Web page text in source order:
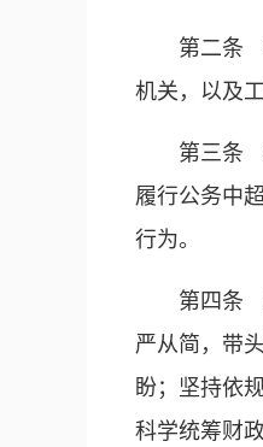
第二条
机关，以及
第三条
履行公务中
行为。
第四条
严从简，带
盼；坚持依
科学统筹财